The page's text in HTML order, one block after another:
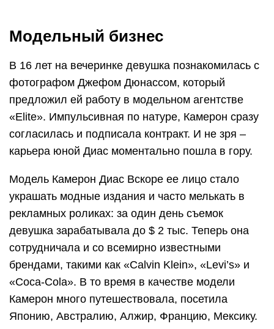
Модельный бизнес
В 16 лет на вечеринке девушка познакомилась с
фотографом Джефом Дюнассом, который
предложил ей работу в модельном агентстве
«Elite». Импульсивная по натуре, Камерон сразу
согласилась и подписала контракт. И не зря –
карьера юной Диас моментально пошла в гору.
Модель Камерон Диас Вскоре ее лицо стало
украшать модные издания и часто мелькать в
рекламных роликах: за один день съемок
девушка зарабатывала до $ 2 тыс. Теперь она
сотрудничала и со всемирно известными
брендами, такими как «Calvin Klein», «Levi’s» и
«Coca-Cola». В то время в качестве модели
Камерон много путешествовала, посетила
Японию, Австралию, Алжир, Францию, Мексику.